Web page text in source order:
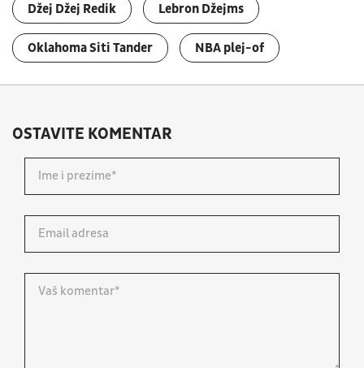
Džej Džej Redik Lebron Džejms
Oklahoma Siti Tander NBA plej-of
OSTAVITE KOMENTAR